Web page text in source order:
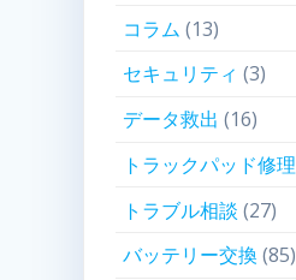
コラム (13)
セキュリティ (3)
データ救出 (16)
トラックパッド修理
トラブル相談 (27)
バッテリー交換 (85)